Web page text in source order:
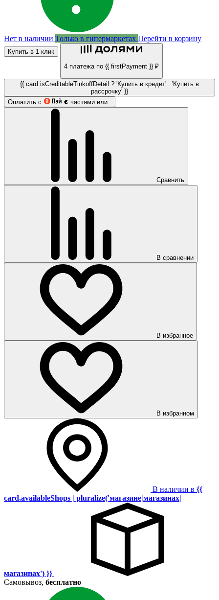
Нет в наличии Только в гипермаркетах Перейти в корзину
Купить в 1 клик
4 платежа по {{ firstPayment }} ₽
{{ card.isCreditableTinkoffDetail ? 'Купить в кредит' : 'Купить в
рассрочку' }}
Оплатить с
частями или
Сравнить
В сравнении
В избранное
В избранном
В наличии в {{
card.availableShops | pluralize('магазине|магазинах|
магазинах') }}
Самовывоз, бесплатно